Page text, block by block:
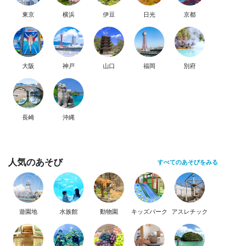
東京 横浜 伊豆 日光 京都
大阪 神戸 山口 福岡 別府
長崎 沖縄
人気のあそび すべてのあそびをみる
遊園地 水族館 動物園 キッズパーク アスレチック